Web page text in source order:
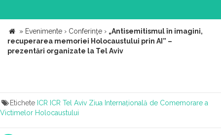
» Evenimente › Conferinţe › „Antisemitismul în imagini,
recuperarea memoriei Holocaustului prin AI” –
prezentări organizate la Tel Aviv
Etichete ICR ICR Tel Aviv Ziua Internațională de Comemorare a
Victimelor Holocaustului